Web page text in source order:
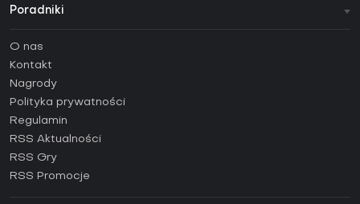
Poradniki
Poradniki
Jak aktywować klucz Steam (CD Key)?
Jak aktywować klucz Epic Games (CD Key)?
Jak aktywować klucz GOG (CD Key)?
Jak aktywować klucz Ubisoft Connect (CD Key)?
Jak aktywować klucz EA App (CD Key)?
O nas
Kontakt
Nagrody
Polityka prywatności
Regulamin
RSS Aktualności
RSS Gry
RSS Promocje